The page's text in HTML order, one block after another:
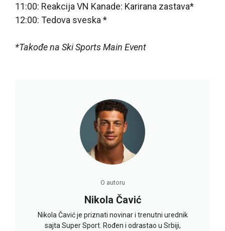
11:00: Reakcija VN Kanade: Karirana zastava*
12:00: Tedova sveska *
*Takođe na Ski Sports Main Event
O autoru
Nikola Čavić
Nikola Čavić je priznati novinar i trenutni urednik
sajta Super Sport. Rođen i odrastao u Srbiji,